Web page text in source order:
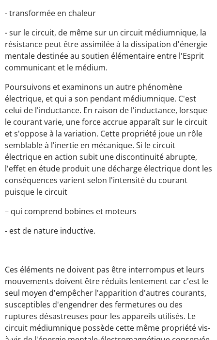
- transformée en chaleur
- sur le circuit, de même sur un circuit médiumnique, la
résistance peut être assimilée à la dissipation d'énergie
mentale destinée au soutien élémentaire entre l'Esprit
communicant et le médium.
Poursuivons et examinons un autre phénomène
électrique, et qui a son pendant médiumnique. C'est
celui de l'inductance. En raison de l'inductance, lorsque
le courant varie, une force accrue apparaît sur le circuit
et s'oppose à la variation. Cette propriété joue un rôle
semblable à l'inertie en mécanique. Si le circuit
électrique en action subit une discontinuité abrupte,
l'effet en étude produit une décharge électrique dont les
conséquences varient selon l'intensité du courant
puisque le circuit
– qui comprend bobines et moteurs
- est de nature inductive.
Ces éléments ne doivent pas être interrompus et leurs
mouvements doivent être réduits lentement car c'est le
seul moyen d'empêcher l'apparition d'autres courants,
susceptibles d'engendrer des fermetures ou des
ruptures désastreuses pour les appareils utilisés. Le
circuit médiumnique possède cette même propriété vis-